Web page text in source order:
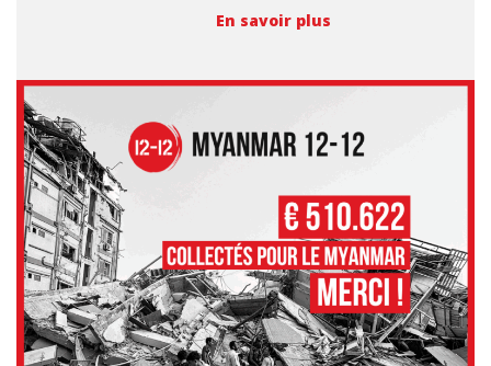
En savoir plus